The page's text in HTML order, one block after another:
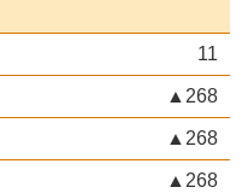
11
▲268
▲268
▲268